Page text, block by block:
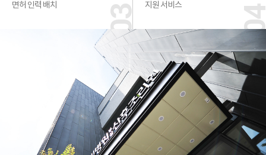
면허 인력 배치
03
지원 서비스